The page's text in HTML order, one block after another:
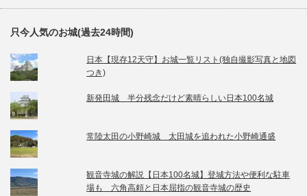
只今人気のお城(過去24時間)
日本【現存12天守】お城一覧リスト(独自撮影写真と地図
つき)
新発田城 半分残念だけど素晴らしい日本100名城
常陸太田の小野崎城 太田城を追われた小野崎通盛
観音寺城の解説【日本100名城】登城方法や便利な駐車
場も 六角高頼と日本屈指の観音寺城の歴史